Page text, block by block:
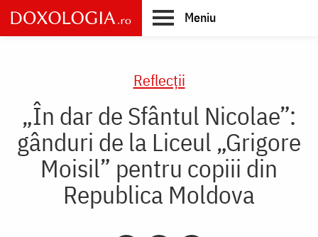
Skip
to
main
Meniu
Reflecții
„În dar de Sfântul Nicolae”:
gânduri de la Liceul „Grigore
Moisil” pentru copiii din
Republica Moldova